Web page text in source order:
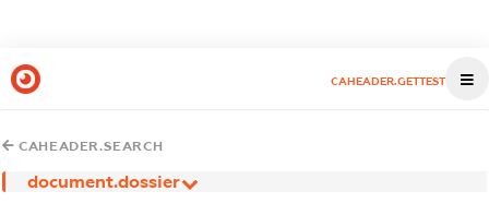
CAHEADER.GETTEST
CAHEADER.SEARCH
document.dossier